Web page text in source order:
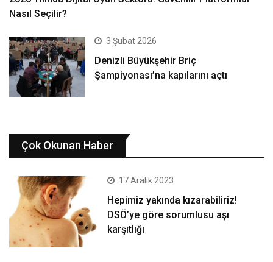
Nasıl Seçilir?
3 Şubat 2026
Denizli Büyükşehir Briç
Şampiyonası’na kapılarını açtı
Çok Okunan Haber
17 Aralık 2023
Hepimiz yakında kızarabiliriz!
DSÖ’ye göre sorumlusu aşı
karşıtlığı